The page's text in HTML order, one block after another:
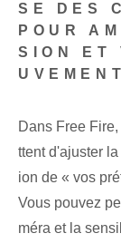
SE DES
POUR
SION ET
Dans Free
ttent d'ajuster
ion de « vos
Vous pouvez
méra et la